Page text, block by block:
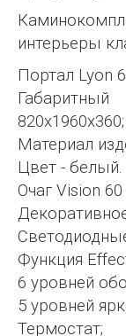
интерьеры
Портал Lyon
820х1960х360;
Материал
Цвет - белый.
Очаг Vision
Функция
6 уровней
5 уровней
Термостат;